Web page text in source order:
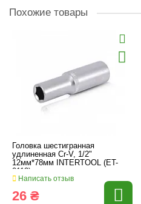
Похожие товары
Головка шестигранная
удлиненная Cr-V, 1/2"
12мм*78мм INTERTOOL (ET-
0112)
Написать отзыв
26 ₴